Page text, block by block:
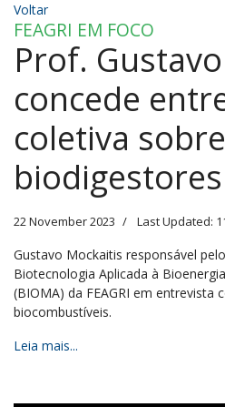
Voltar
FEAGRI EM FOCO
Prof.
concede
coletiva sobre
biodigestores
22 November 2023 Last Updated:
Gustavo Mockaitis responsável
Biotecnologia Aplicada à
(BIOMA) da FEAGRI em entrevista
biocombustíveis.
Leia mais...